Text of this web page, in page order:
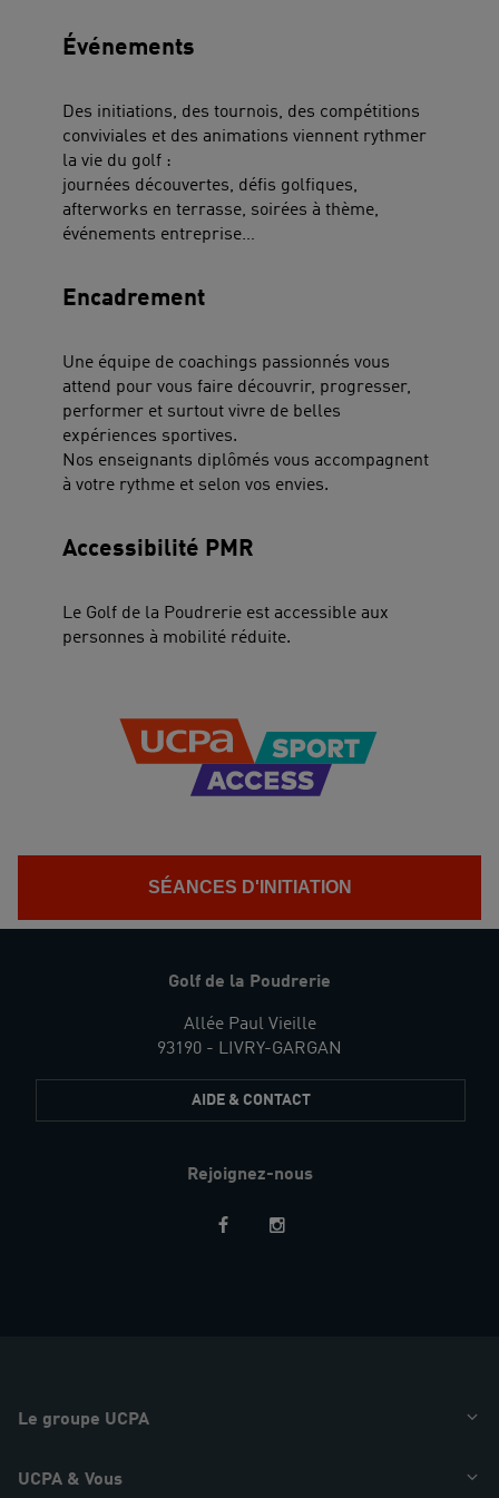
Événements
Des initiations, des tournois, des compétitions
conviviales et des animations viennent rythmer
la vie du golf :
journées découvertes, défis golfiques,
afterworks en terrasse, soirées à thème,
événements entreprise…
Encadrement
Une équipe de coachings passionnés vous
attend pour vous faire découvrir, progresser,
performer et surtout vivre de belles
expériences sportives.
Nos enseignants diplômés vous accompagnent
à votre rythme et selon vos envies.
Accessibilité PMR
Le Golf de la Poudrerie est accessible aux
personnes à mobilité réduite.
SÉANCES D'INITIATION
Golf de la Poudrerie
Allée Paul Vieille
93190 - LIVRY-GARGAN
AIDE & CONTACT
Rejoignez-nous
Le groupe UCPA
UCPA & Vous